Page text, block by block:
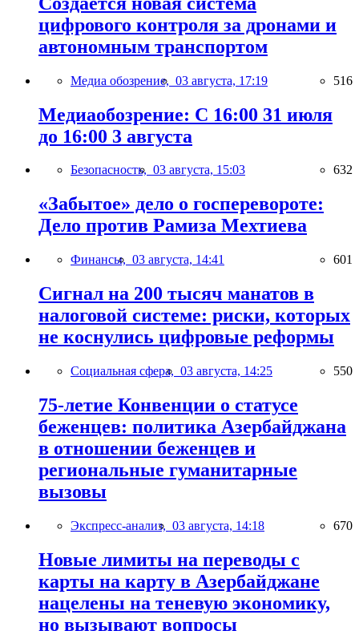
цифрового контроля за дронами и
автономным транспортом
Медиа обозрение, 03 августа, 17:19 516
Медиаобозрение: С 16:00 31 июля
до 16:00 3 августа
Безопасность, 03 августа, 15:03 632
«Забытое» дело о госперевороте:
Дело против Рамиза Мехтиева
Финансы, 03 августа, 14:41 601
Сигнал на 200 тысяч манатов в
налоговой системе: риски, которых
не коснулись цифровые реформы
Социальная сфера, 03 августа, 14:25 550
75-летие Конвенции о статусе
беженцев: политика Азербайджана
в отношении беженцев и
региональные гуманитарные
вызовы
Экспресс-анализ, 03 августа, 14:18 670
Новые лимиты на переводы с
карты на карту в Азербайджане
нацелены на теневую экономику,
но вызывают вопросы